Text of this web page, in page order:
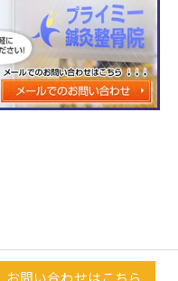
お問い合わせはこちら